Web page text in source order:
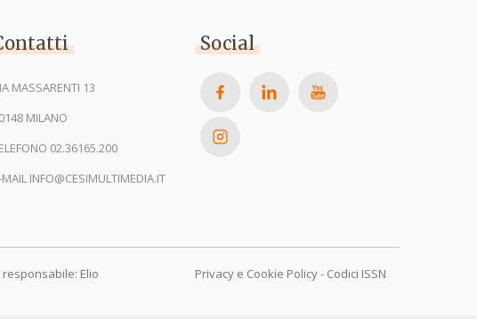
MASSARENTI 13
MILANO
02.36165.200
MAIL INFO@CESIMULTIMEDIA.IT
Social
Elio
Privacy e Cookie Policy- Codici ISSN